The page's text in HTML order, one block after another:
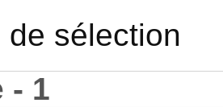
de sélection
- 1